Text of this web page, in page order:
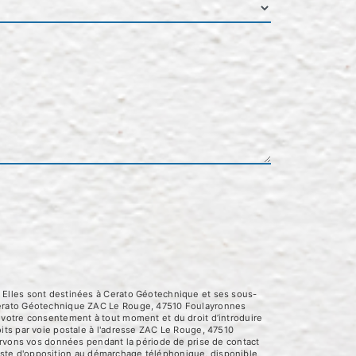
sont destinées à Cerato Géotechnique et ses sous-
Géotechnique ZAC Le Rouge, 47510 Foulayronnes
consentement à tout moment et du droit d’introduire
par voie postale à l'adresse ZAC Le Rouge, 47510
vos données pendant la période de prise de contact
d'opposition au démarchage téléphonique, disponible